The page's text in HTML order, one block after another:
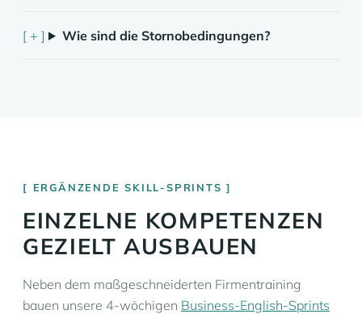
Wie sind die Stornobedingungen?
ERGÄNZENDE SKILL-SPRINTS
EINZELNE KOMPETENZEN
GEZIELT AUSBAUEN
Neben dem maßgeschneiderten Firmentraining
bauen unsere 4-wöchigen Business-English-Sprints